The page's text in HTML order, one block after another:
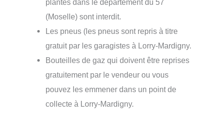
plantes dans le département du 57
(Moselle) sont interdit.
Les pneus (les pneus sont repris à titre
gratuit par les garagistes à Lorry-Mardigny.
Bouteilles de gaz qui doivent être reprises
gratuitement par le vendeur ou vous
pouvez les emmener dans un point de
collecte à Lorry-Mardigny.